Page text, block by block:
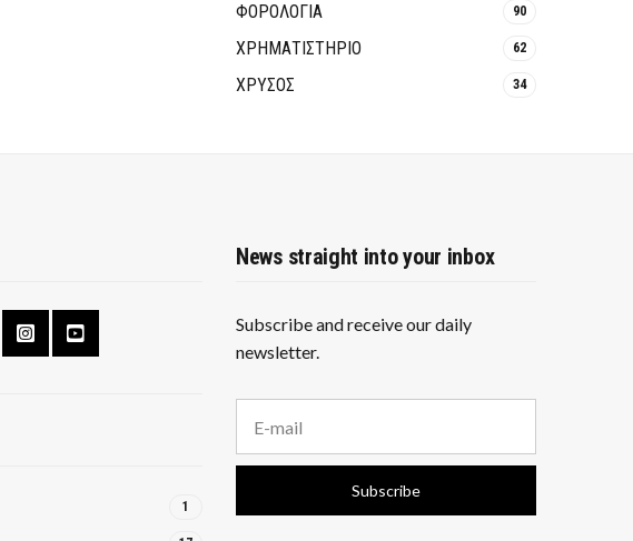
ΦΟΡΟΛΟΓΙΑ 90
ΧΡΗΜΑΤΙΣΤΗΡΙΟ 62
ΧΡΥΣΟΣ 34
1
News straight into your inbox
Subscribe and receive our daily
newsletter.
a
i
a
Subscribe